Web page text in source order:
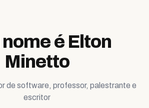
é Elton
Minetto
de software, professor, palestrante e
escritor